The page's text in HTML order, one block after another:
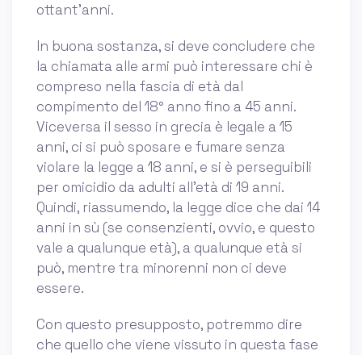
ottant’anni.
In buona sostanza, si deve concludere che
la chiamata alle armi può interessare chi è
compreso nella fascia di età dal
compimento del 18° anno fino a 45 anni.
Viceversa il sesso in grecia è legale a 15
anni, ci si può sposare e fumare senza
violare la legge a 18 anni, e si è perseguibili
per omicidio da adulti all'età di 19 anni.
Quindi, riassumendo, la legge dice che dai 14
anni in sù (se consenzienti, ovvio, e questo
vale a qualunque età), a qualunque età si
può, mentre tra minorenni non ci deve
essere.
Con questo presupposto, potremmo dire
che quello che viene vissuto in questa fase